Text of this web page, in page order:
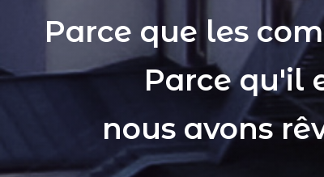
Parce que les
Parce qu'il
nous avons